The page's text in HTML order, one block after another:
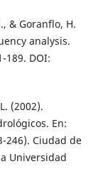
& Goranflo, H.
analysis.
189. DOI:
(2002).
En:
246). Ciudad de
Universidad